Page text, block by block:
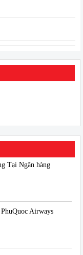
Tại Ngân hàng
Airways